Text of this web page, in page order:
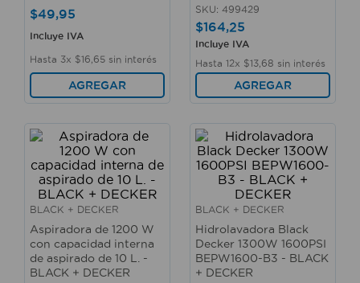
$49,95
Incluye IVA
Hasta 3x $16 65 sin interés
AGREGAR
SKU: 499429
$164,25
Incluye IVA
Hasta 12x $13 68 sin interés
AGREGAR
BLACK + DECKER
Aspiradora de 1200 W
con capacidad interna
de aspirado de 10 L. -
BLACK + DECKER
BLACK + DECKER
Hidrolavadora Black
Decker 1300W 1600PSI
BEPW1600-B3 - BLACK
+ DECKER